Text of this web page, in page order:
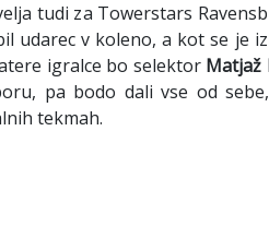
tudi za Towerstars
udarec v koleno, a kot se je
igralce bo selektor
pa bodo dali vse od
tekmah.